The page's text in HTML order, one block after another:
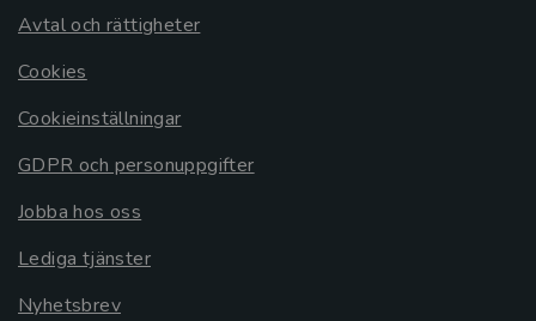
Avtal och rättigheter
Cookies
Cookieinställningar
GDPR och personuppgifter
Jobba hos oss
Lediga tjänster
Nyhetsbrev